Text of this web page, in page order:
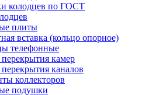
колодцев по ГОСТ
плиты
вставка (кольцо опорное)
телефонные
камер
каналов
коллекторов
подушки